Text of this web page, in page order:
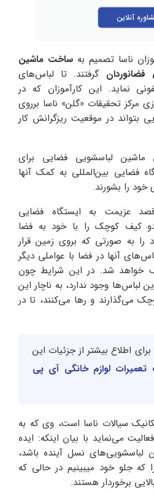
آنلاین
ناسا تصمیم به ساخت ماشین
گرفتند. تا لباس‌های
نماید. این کارآموزان که در
مرکز تحقیقات «گلن» ناسا برروی
در موقعیت ریزگرانش کار
ماشین لباسشویی فضایی برای
فضایی بین‌المللی به کمک آنها
خود را بشورند.
عزیمت به ایستگاه فضایی
دو کیف کوچک را با خود به فضا
را به صورتی که بروی زمین قرار
آنها در فضا با عواملی دیگر
خواهد شد. در این شرایط چون
لباس‌ها وجود ندارد، به ناچار این
می‌گذارند و رها می‌کنند، تا در
اطلاع بیشتر از جزئیات این
لوازم خانگی آی پی
سیالات ناسا است، وی که به
می‌نماید با بیان اینکه: ایده
نسل آینده باشد،
که جلو خود میبینیم در حالی که
برخوردار هستند.